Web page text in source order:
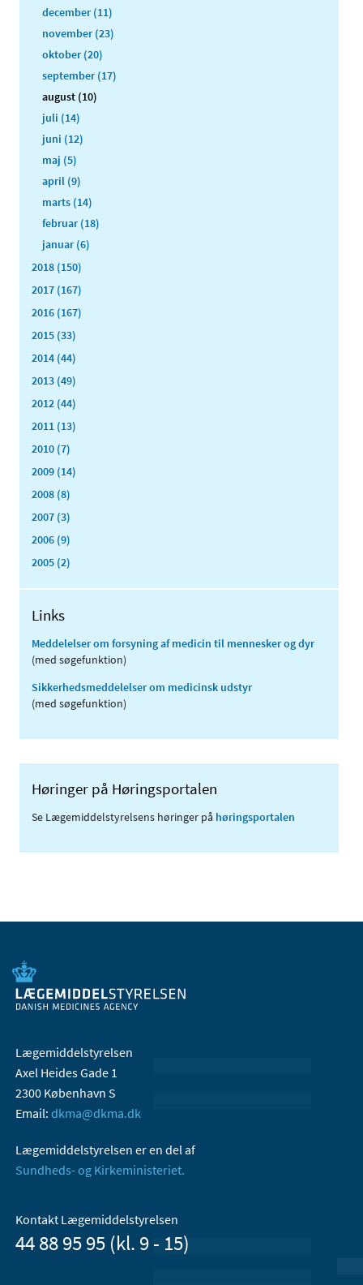
december (11)
november (23)
oktober (20)
september (17)
august (10)
juli (14)
juni (12)
maj (5)
april (9)
marts (14)
februar (18)
januar (6)
2018 (150)
2017 (167)
2016 (167)
2015 (33)
2014 (44)
2013 (49)
2012 (44)
2011 (13)
2010 (7)
2009 (14)
2008 (8)
2007 (3)
2006 (9)
2005 (2)
Links
Meddelelser om forsyning af medicin til mennesker og dyr
(med søgefunktion)
Sikkerhedsmeddelelser om medicinsk udstyr
(med søgefunktion)
Høringer på Høringsportalen
Se Lægemiddelstyrelsens høringer på høringsportalen
Lægemiddelstyrelsen
Axel Heides Gade 1
2300 København S
Email: dkma@dkma.dk
Lægemiddelstyrelsen er en del af
Sundheds- og Kirkeministeriet.
Kontakt Lægemiddelstyrelsen
44 88 95 95 (kl. 9 - 15)